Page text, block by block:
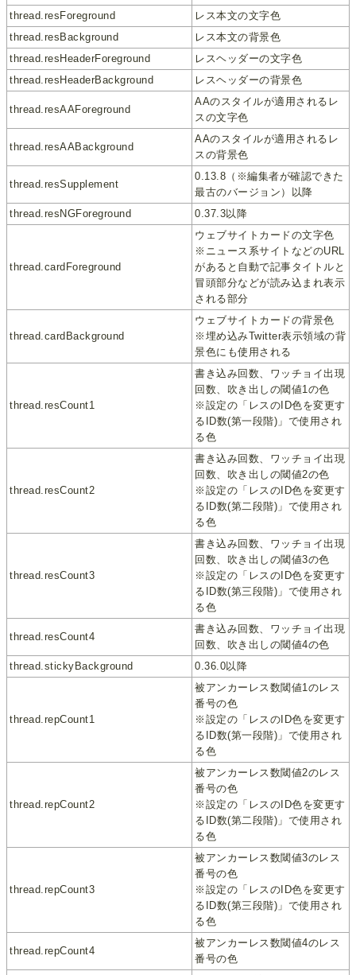
thread.resForeground
レス本文の文字色
thread.resBackground
レス本文の背景色
thread.resHeaderForeground
レスヘッダーの文字色
thread.resHeaderBackground
レスヘッダーの背景色
thread.resAAForeground
AAのスタイルが適用されるレ
スの文字色
thread.resAABackground
AAのスタイルが適用されるレ
スの背景色
thread.resSupplement
0.13.8（※編集者が確認できた
最古のバージョン）以降
thread.resNGForeground
0.37.3以降
thread.cardForeground
ウェブサイトカードの文字色
※ニュース系サイトなどのURL
があると自動で記事タイトルと
冒頭部分などが読み込まれ表示
される部分
thread.cardBackground
ウェブサイトカードの背景色
※埋め込みTwitter表示領域の背
景色にも使用される
thread.resCount1
書き込み回数、ワッチョイ出現
回数、吹き出しの閾値1の色
※設定の「レスのID色を変更す
るID数(第一段階)」で使用され
る色
thread.resCount2
書き込み回数、ワッチョイ出現
回数、吹き出しの閾値2の色
※設定の「レスのID色を変更す
るID数(第二段階)」で使用され
る色
thread.resCount3
書き込み回数、ワッチョイ出現
回数、吹き出しの閾値3の色
※設定の「レスのID色を変更す
るID数(第三段階)」で使用され
る色
thread.resCount4
書き込み回数、ワッチョイ出現
回数、吹き出しの閾値4の色
thread.stickyBackground
0.36.0以降
thread.repCount1
被アンカーレス数閾値1のレス
番号の色
※設定の「レスのID色を変更す
るID数(第一段階)」で使用され
る色
thread.repCount2
被アンカーレス数閾値2のレス
番号の色
※設定の「レスのID色を変更す
るID数(第二段階)」で使用され
る色
thread.repCount3
被アンカーレス数閾値3のレス
番号の色
※設定の「レスのID色を変更す
るID数(第三段階)」で使用され
る色
thread.repCount4
被アンカーレス数閾値4のレス
番号の色